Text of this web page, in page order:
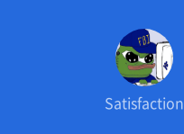
Satisfaction